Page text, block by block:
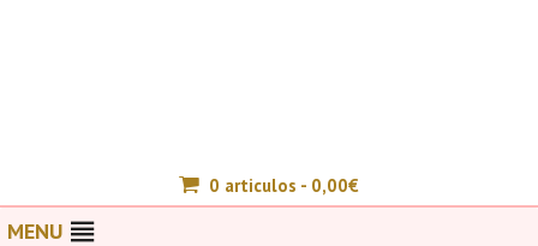
0 articulos - 0,00€
MENU